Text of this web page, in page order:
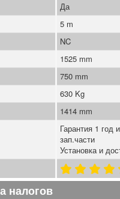
Да
5 m
NC
1525 mm
750 mm
630 Kg
1414 mm
Гарантия 1 год
зап.части
Установка и
налогов